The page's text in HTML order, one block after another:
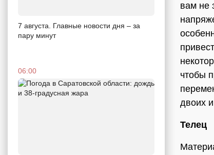
7 августа. Главные новости дня – за
пару минут
06:00
вам не
чтобы
двоих
Телец